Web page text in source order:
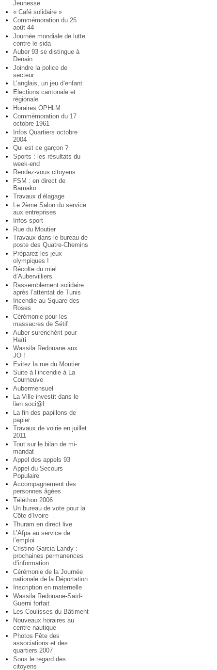
Jeunesse
« Café solidaire »
Commémoration du 25
août 44
Journée mondiale de lutte
contre le sida
Auber 93 se distingue à
Denain
Joindre la police de
secteur
L’anglais, un jeu d’enfant
Elections cantonale et
régionale
Horaires OPHLM
Commémoration du 17
octobre 1961
Infos Quartiers octobre
2004
Qui est ce garçon ?
Sports : les résultats du
week-end
Rendez-vous citoyens
FSM : en direct de
Bamako
Travaux d’élagage
Le 2ème Salon du service
aux entreprises
Infos sport
Rue du Moutier
Travaux dans le bureau de
poste des Quatre-Chemins
Préparez les jeux
olympiques !
Récolte du miel
d’Aubervilliers
Rassemblement solidaire
après l’attentat de Tunis
Incendie au Square des
Roses
Cérémonie pour les
massacres de Sétif
Auber surenchérit pour
Haïti
Wassila Redouane aux
JO !
Evitez la rue du Moutier
Suite à l’incendie à La
Courneuve
Aubermensuel
La Ville investit dans le
lien soci@l
La fin des papillons de
papier
Travaux de voirie en juillet
2011
Tout sur le bilan de mi-
mandat
Appel des appels 93
Appel du Secours
Populaire
Accompagnement des
personnes âgées
Téléthon 2006
Un bureau de vote pour la
Côte d’Ivoire
Thuram en direct live
L’Afpa au service de
l’emploi
Cristino Garcia Landy :
prochaines permanences
d’information
Cérémonie de la Journée
nationale de la Déportation
Inscription en maternelle
Wassila Redouane-Saïd-
Guerni forfait
Les Coulisses du Bâtiment
Nouveaux horaires au
centre nautique
Photos Fête des
associations et des
quartiers 2007
Sous le regard des
citoyens